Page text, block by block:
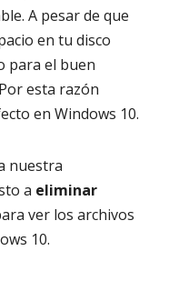
A pesar de que
en tu disco
para el buen
esta razón
en Windows 10.
nuestra
a eliminar
ver los archivos
10.